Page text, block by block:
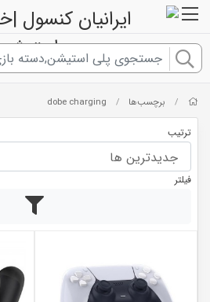
/ برچسب‌ها /
dobe charging
ترتیب
فیلتر